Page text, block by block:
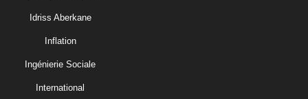
Idriss Aberkane
Inflation
Ingénierie Sociale
International